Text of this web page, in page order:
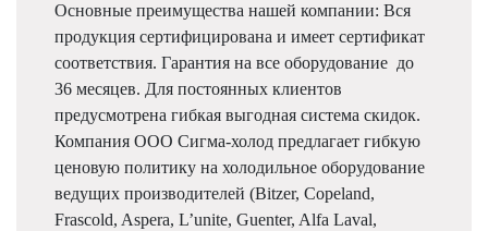
Основные преимущества нашей компании: Вся
продукция сертифицирована и имеет сертификат
соответствия. Гарантия на все оборудование до
36 месяцев. Для постоянных клиентов
предусмотрена гибкая выгодная система скидок.
Компания ООО Сигма-холод предлагает гибкую
ценовую политику на холодильное оборудование
ведущих производителей (Bitzer, Copeland,
Frascold, Aspera, L’unite, Guenter, Alfa Laval,